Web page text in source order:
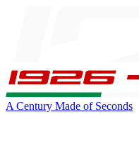
A Century Made of Seconds